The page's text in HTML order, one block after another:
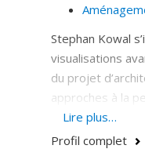
Stephan Kowal
visualisations
du projet
approches à la
actuels et
portent sur des
Lire plus…
Profil complet